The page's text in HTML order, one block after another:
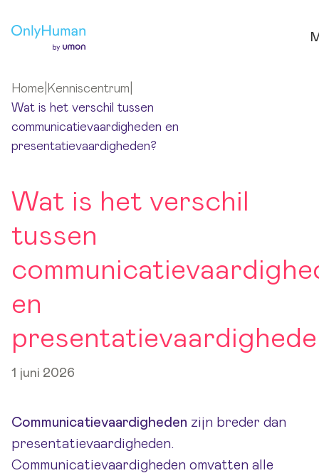
Home Kenniscentrum
Wat is het verschil tussen
communicatievaardigheden en
presentatievaardigheden?
Wat is het verschil
tussen
en
1 juni 2026
Communicatievaardigheden zijn breder dan
presentatievaardigheden.
Communicatievaardigheden omvatten alle